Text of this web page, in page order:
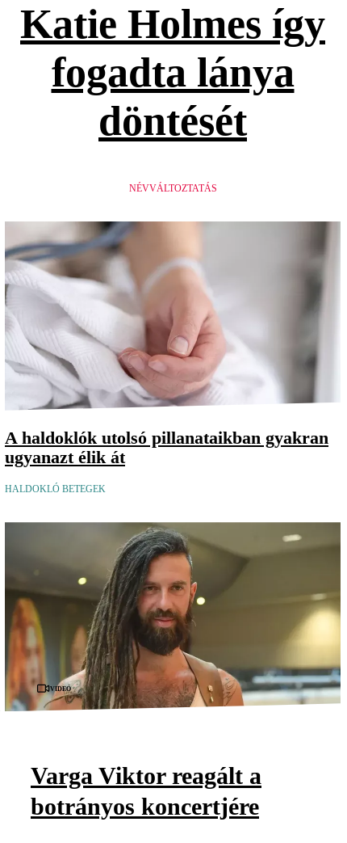
Katie Holmes így
fogadta lánya
döntését
NÉVVÁLTOZTATÁS
A haldoklók utolsó pillanataikban gyakran
ugyanazt élik át
HALDOKLÓ BETEGEK
Videó
Varga Viktor reagált a
botrányos koncertjére